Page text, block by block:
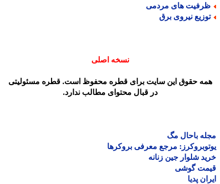
های مردمی
نیروی برق
نسخه اصلی
حقوق این سایت برای قطره محفوظ است. قطره مسئولیتی
در قبال محتوای مطالب ندارد.
باحال مگ
مرجع معرفی بروکرها
شلوار جین زنانه
گوشی
پدیا